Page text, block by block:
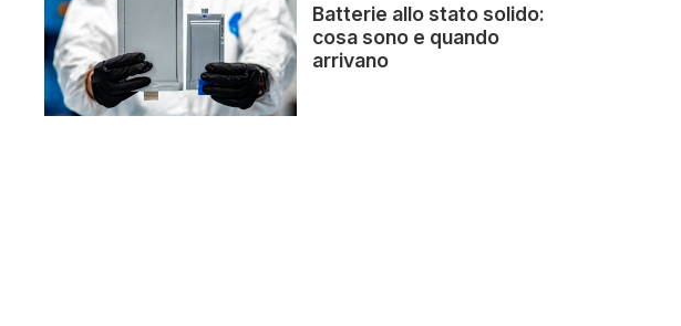
Batterie allo stato solido:
cosa sono e quando
arrivano